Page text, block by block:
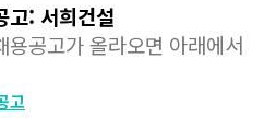
고: 서희건설
용공고가 올라오면 아래에서
고